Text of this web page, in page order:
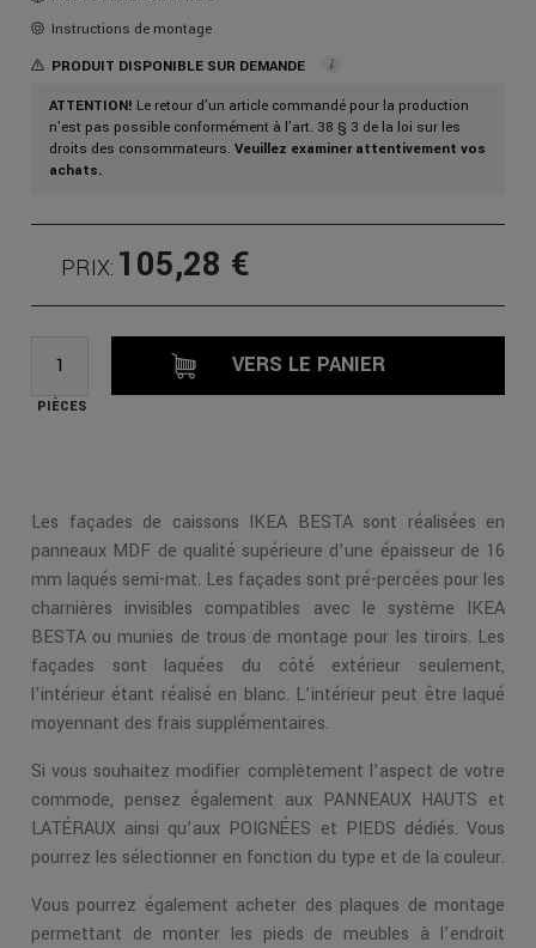
Instructions de montage
PRODUIT DISPONIBLE SUR DEMANDE
ATTENTION! Le retour d'un article commandé pour la production
n'est pas possible conformément à l'art. 38 § 3 de la loi sur les
droits des consommateurs. Veuillez examiner attentivement vos
achats.
PRIX: 105,28 €
PIÈCES
VERS LE PANIER
Les façades de caissons IKEA BESTA sont réalisées en
panneaux MDF de qualité supérieure d’une épaisseur de 16
mm laqués semi-mat. Les façades sont pré-percées pour les
charnières invisibles compatibles avec le système IKEA
BESTA ou munies de trous de montage pour les tiroirs. Les
façades sont laquées du côté extérieur seulement,
l’intérieur étant réalisé en blanc. L’intérieur peut être laqué
moyennant des frais supplémentaires.
Si vous souhaitez modifier complètement l’aspect de votre
commode, pensez également aux PANNEAUX HAUTS et
LATÉRAUX ainsi qu’aux POIGNÉES et PIEDS dédiés. Vous
pourrez les sélectionner en fonction du type et de la couleur.
Vous pourrez également acheter des plaques de montage
permettant de monter les pieds de meubles à l’endroit